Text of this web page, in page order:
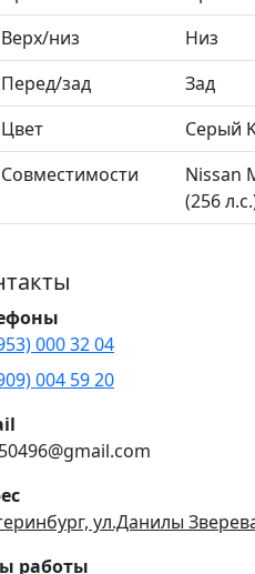
Верх/низ
Низ
Перед/зад
Зад
Цвет
Серый
Совместимости
Nissan
(256
000 32 04
004 59 20
ул.Данилы
работы